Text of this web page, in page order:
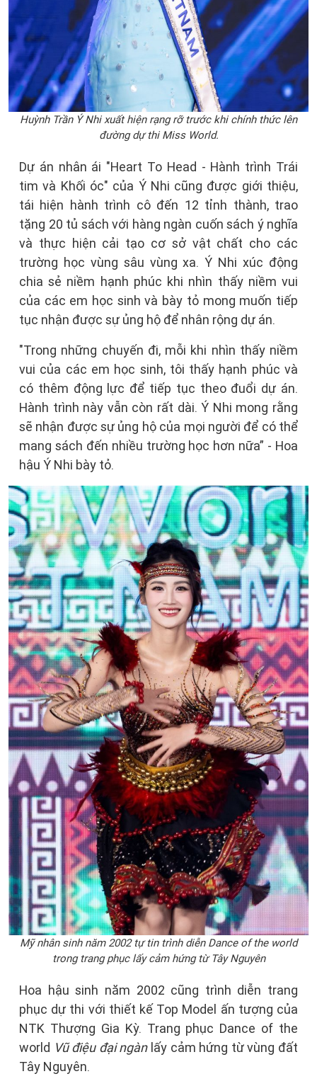
Huỳnh Trần Ý Nhi xuất hiện rạng rỡ trước khi chính thức lên
đường dự thi Miss World.
Dự án nhân ái "Heart To Head - Hành trình Trái
tim và Khối óc" của Ý Nhi cũng được giới thiệu,
tái hiện hành trình cô đến 12 tỉnh thành, trao
tặng 20 tủ sách với hàng ngàn cuốn sách ý nghĩa
và thực hiện cải tạo cơ sở vật chất cho các
trường học vùng sâu vùng xa. Ý Nhi xúc động
chia sẻ niềm hạnh phúc khi nhìn thấy niềm vui
của các em học sinh và bày tỏ mong muốn tiếp
tục nhận được sự ủng hộ để nhân rộng dự án.
"Trong những chuyến đi, mỗi khi nhìn thấy niềm
vui của các em học sinh, tôi thấy hạnh phúc và
có thêm động lực để tiếp tục theo đuổi dự án.
Hành trình này vẫn còn rất dài. Ý Nhi mong rằng
sẽ nhận được sự ủng hộ của mọi người để có thể
mang sách đến nhiều trường học hơn nữa” - Hoa
hậu Ý Nhi bày tỏ.
Mỹ nhân sinh năm 2002 tự tin trình diễn Dance of the world
trong trang phục lấy cảm hứng từ Tây Nguyên
Hoa hậu sinh năm 2002 cũng trình diễn trang
phục dự thi với thiết kế Top Model ấn tượng của
NTK Thượng Gia Kỳ. Trang phục Dance of the
world Vũ điệu đại ngànlấy cảm hứng từ vùng đất
Tây Nguyên.